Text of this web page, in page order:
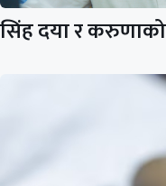
सिंह दया र